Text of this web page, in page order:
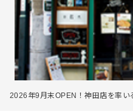
2026年9月末OPEN！神田店を率い